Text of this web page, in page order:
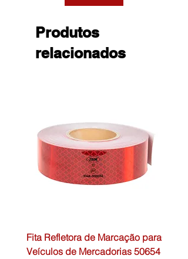
Produtos
relacionados
Fita Refletora de Marcação para
Veículos de Mercadorias 50654